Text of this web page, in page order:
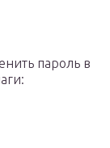
пароль в